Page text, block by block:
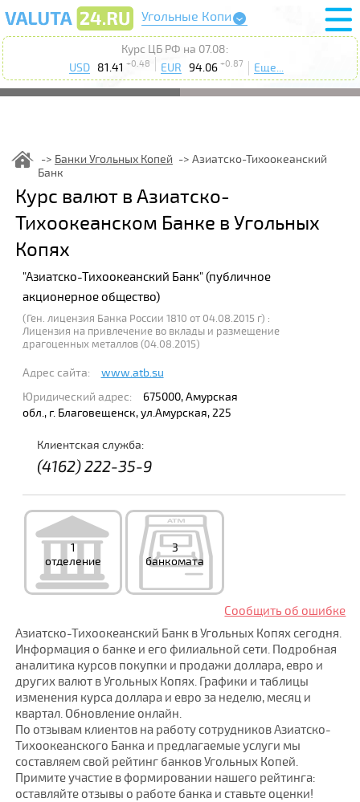
Угольные Копи
Курс ЦБ РФ на 07.08:
USD 81.41 +0.48 EUR 94.06 +0.87 Еще...
Банки Угольных Копей
Азиатско-Тихоокеанский
Банк
Курс валют в Азиатско-
Тихоокеанском Банке в Угольных
Копях
"Азиатско-Тихоокеанский Банк" (публичное
акционерное общество)
(Ген. лицензия Банка России 1810 от 04.08.2015 г) :
Лицензия на привлечение во вклады и размещение
драгоценных металлов (04.08.2015)
Адрес сайта:
www.atb.su
Юридический адрес:
675000, Амурская
обл., г. Благовещенск, ул.Амурская, 225
Клиентская служба:
(4162) 222-35-9
1
отделение
3
банкомата
Сообщить об ошибке
Азиатско-Тихоокеанский Банк в Угольных Копях сегодня.
Информация о банке и его филиальной сети. Подробная
аналитика курсов покупки и продажи доллара, евро и
других валют в Угольных Копях. Графики и таблицы
изменения курса доллара и евро за неделю, месяц и
квартал. Обновление онлайн.
По отзывам клиентов на работу сотрудников Азиатско-
Тихоокеанского Банка и предлагаемые услуги мы
составляем свой рейтинг банков Угольных Копей.
Примите участие в формировании нашего рейтинга:
оставляйте отзывы о работе банка и ставьте оценки!